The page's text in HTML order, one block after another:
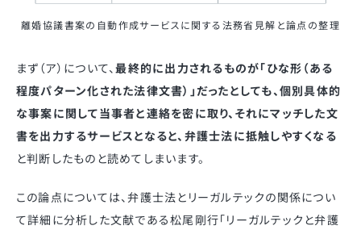
離婚協議書案の自動作成サービスに関する法務省見解と論点の整理
まず（ア）について、最終的に出力されるものが「ひな形（ある
程度パターン化された法律文書）」だったとしても、個別具体的
な事案に関して当事者と連絡を密に取り、それにマッチした文
書を出力するサービスとなると、弁護士法に抵触しやすくなる
と判断したものと読めてしまいます。
この論点については、弁護士法とリーガルテックの関係につい
て詳細に分析した文献である松尾剛行「リーガルテックと弁護